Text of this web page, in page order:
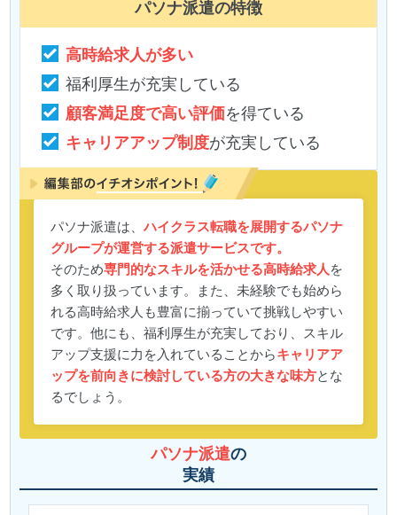
パソナ派遣の特徴
高時給求人が多い
福利厚生が充実している
顧客満足度で高い評価を得ている
キャリアアップ制度が充実している
パソナ派遣は、ハイクラス転職を展開するパソナ
グループが運営する派遣サービスです。
そのため専門的なスキルを活かせる高時給求人を
多く取り扱っています。また、未経験でも始めら
れる高時給求人も豊富に揃っていて挑戦しやすい
です。他にも、福利厚生が充実しており、スキル
アップ支援に力を入れていることからキャリアア
ップを前向きに検討している方の大きな味方とな
るでしょう。
パソナ派遣の
実績